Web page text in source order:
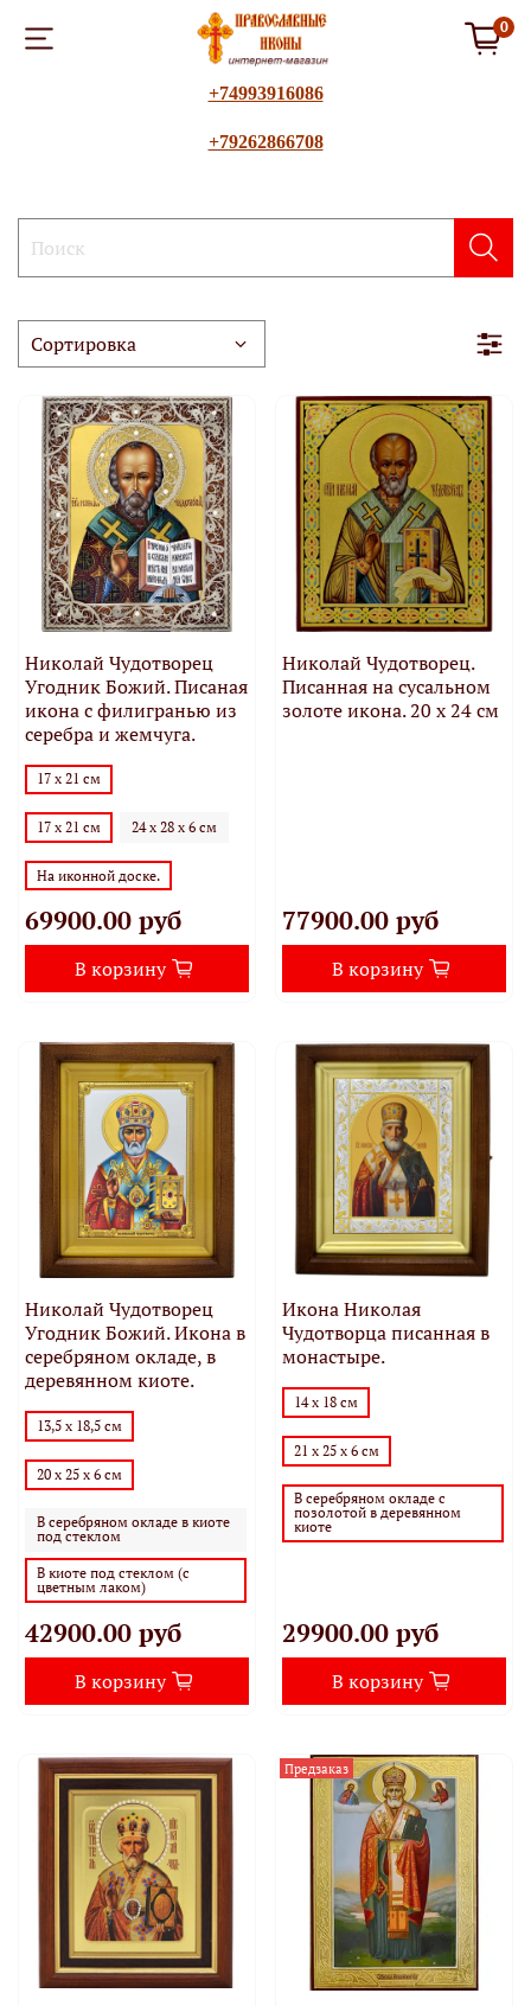
0
+74993916086
+79262866708
Николай Чудотворец
Угодник Божий. Писаная
икона с филигранью из
серебра и жемчуга.
17 х 21 см
17 х 21 см 24 х 28 х 6 см
На иконной доске.
69900.00 руб
В корзину
Николай Чудотворец.
Писанная на сусальном
золоте икона. 20 х 24 см
77900.00 руб
В корзину
Николай Чудотворец
Угодник Божий. Икона в
серебряном окладе, в
деревянном киоте.
13,5 х 18,5 см
20 х 25 х 6 см
В серебряном окладе в киоте
под стеклом
В киоте под стеклом (с
цветным лаком)
42900.00 руб
В корзину
Икона Николая
Чудотворца писанная в
монастыре.
14 х 18 см
21 х 25 х 6 см
В серебряном окладе с
позолотой в деревянном
киоте
29900.00 руб
В корзину
Предзаказ